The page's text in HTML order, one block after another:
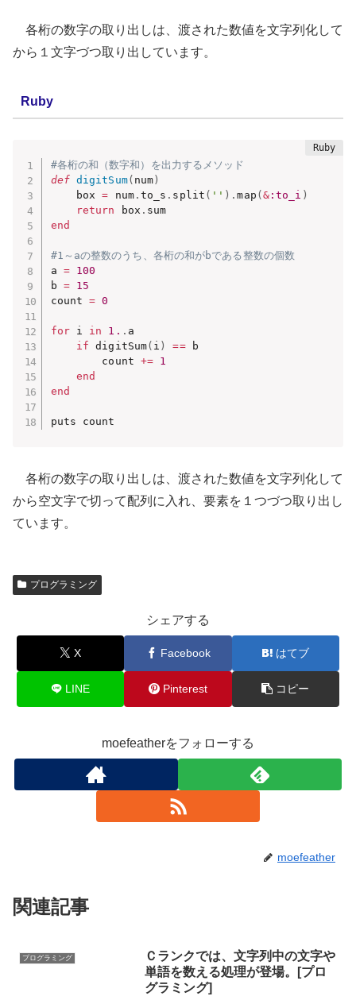
各桁の数字の取り出しは、渡された数値を文字列化して
から１文字づつ取り出しています。
Ruby
#各桁の和（数字和）を出力するメソッド
def digitSum( num )
    box
= num. to_s . split ( '' ) .map ( & :to_i )
return
box .
end
#1～aの整数のうち、各桁の和がbである整数の個数
a =
100
b =
15
count = 0
for i in 1. . a
if digitSum( i ) == b
        count
+= 1
end
end
puts count
各桁の数字の取り出しは、渡された数値を文字列化して
から空文字で切って配列に入れ、要素を１つづつ取り出し
ています。
プログラミング
シェアする
X Facebook はてブ
LINE Pinterest コピー
moefeatherをフォローする
moefeather
関連記事
プログラミング
Ｃランクでは、文字列中の文字や
単語を数える処理が登場。[プロ
グラミング]